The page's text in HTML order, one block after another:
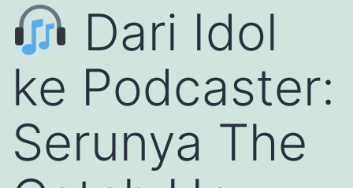
Dari Idol
ke Podcaster:
Serunya The